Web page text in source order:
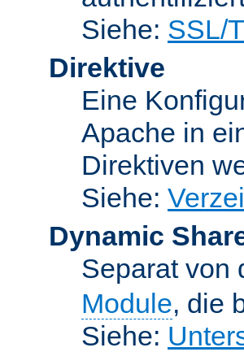
Siehe: SSL/
Direktive
Eine
Apache in
Direktiven
Siehe:
Dynamic
Separat von
Module, die
Siehe: